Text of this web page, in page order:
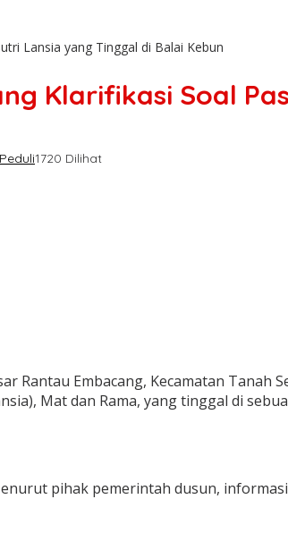
Lansia yang Tinggal di Balai Kebun
Klarifikasi Soal
1720 Dilihat
Rantau Embacang, Kecamatan
Mat dan Rama, yang tinggal di
pihak pemerintah dusun,